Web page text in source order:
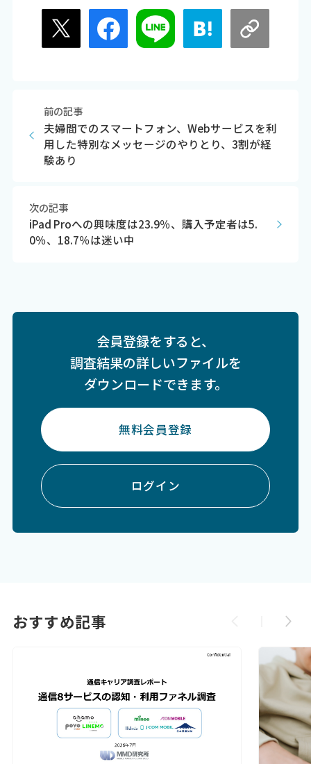
前の記事
夫婦間でのスマートフォン、Webサービスを利
用した特別なメッセージのやりとり、3割が経
験あり
次の記事
iPad Proへの興味度は23.9％、購入予定者は5.
0％、18.7％は迷い中
会員登録をすると、
調査結果の詳しいファイルを
ダウンロードできます。
無料会員登録
ログイン
おすすめ記事